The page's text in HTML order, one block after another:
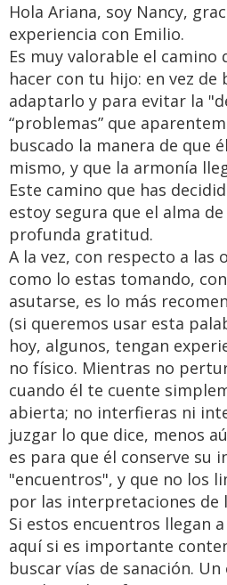
Hola Ariana, soy Nancy,
experiencia con Emilio.
Es muy valorable el camino
hacer con tu hijo: en vez de
adaptarlo y para evitar la
“problemas” que
buscado la manera de que
mismo, y que la armonía
Este camino que has
estoy segura que el alma
profunda gratitud.
A la vez, con respecto a las
como lo estas tomando,
asutarse, es lo más
(si queremos usar esta
hoy, algunos, tengan
no físico. Mientras no
cuando él te cuente
abierta; no interfieras ni
juzgar lo que dice, menos
es para que él conserve su
"encuentros", y que no los
por las interpretaciones de
Si estos encuentros llegan
aquí si es importante
buscar vías de sanación.